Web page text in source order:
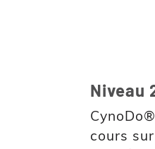
Niveau
cours